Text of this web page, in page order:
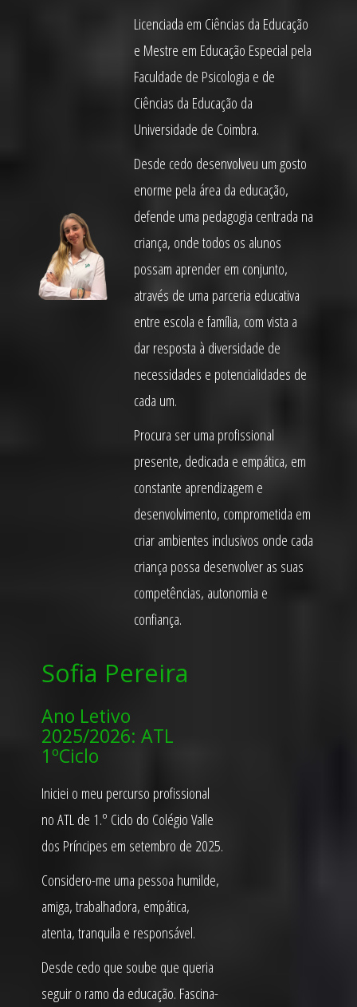
Licenciada em Ciências da Educação
e Mestre em Educação Especial pela
Faculdade de Psicologia e de
Ciências da Educação da
Universidade de Coimbra.
Desde cedo desenvolveu um gosto
enorme pela área da educação,
defende uma pedagogia centrada na
criança, onde todos os alunos
possam aprender em conjunto,
através de uma parceria educativa
entre escola e família, com vista a
dar resposta à diversidade de
necessidades e potencialidades de
cada um.
Procura ser uma profissional
presente, dedicada e empática, em
constante aprendizagem e
desenvolvimento, comprometida em
criar ambientes inclusivos onde cada
criança possa desenvolver as suas
competências, autonomia e
confiança.
Sofia Pereira
Ano Letivo
2025/2026: ATL
1ºCiclo
Iniciei o meu percurso profissional
no ATL de 1.º Ciclo do Colégio Valle
dos Príncipes em setembro de 2025.
Considero-me uma pessoa humilde,
amiga, trabalhadora, empática,
atenta, tranquila e responsável.
Desde cedo que soube que queria
seguir o ramo da educação. Fascina-